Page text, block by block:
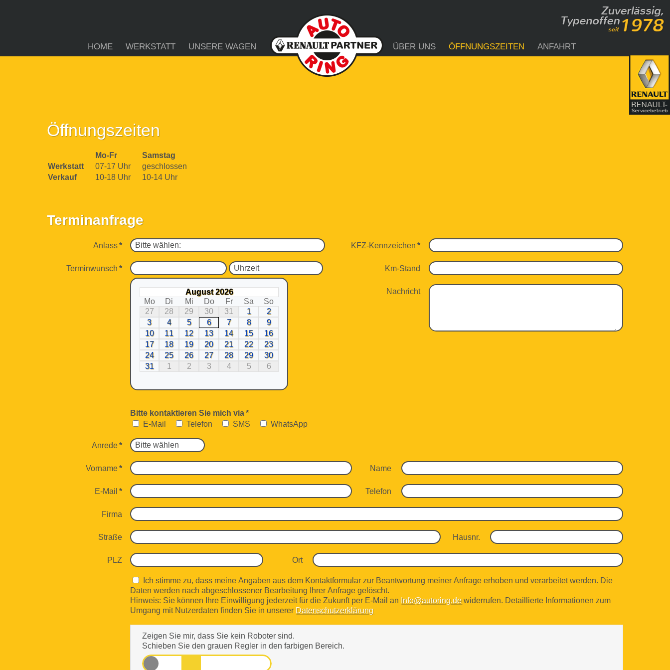
HOME WERKSTATT UNSERE WAGEN ÜBER UNS ÖFFNUNGSZEITEN ANFAHRT
Öffnungszeiten
Mo-Fr
Samstag
Werkstatt
07-17 Uhr
geschlossen
Verkauf
10-18 Uhr 10-14 Uhr
Terminanfrage
Anlass*
Terminwunsch *
August 2026
Mo
Di Mi Do Fr Sa
So
27
28 29 30 31 1
2
3
4 5 6 7 8
9
10
11 12 13 14 15
16
17
18 19 20 21 22
23
24
25 26 27 28 29
30
31
1 2 3 4 5 6
KFZ-Kennzeichen *
Km-Stand
Nachricht
Bitte kontaktieren Sie mich via*
E-Mail
Telefon SMS WhatsApp
Anrede*
Vorname* Name
E-Mail * Telefon
Firma
Straße Hausnr.
PLZ Ort
Ich stimme zu, dass meine Angaben aus dem Kontaktformular zur Beantwortung meiner Anfrage erhoben und verarbeitet werden. Die
Daten werden nach abgeschlossener Bearbeitung Ihrer Anfrage gelöscht.
Hinweis: Sie können Ihre Einwilligung jederzeit für die Zukunft per E-Mail an Info@autoring.de widerrufen. Detaillierte Informationen zum
Umgang mit Nutzerdaten finden Sie in unserer Datenschutzerklärung
Zeigen Sie mir, dass Sie kein Roboter sind.
Schieben Sie den grauen Regler in den farbigen Bereich.